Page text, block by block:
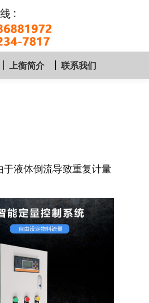
上衡简介 联系我们
液体倒流导致重复计量